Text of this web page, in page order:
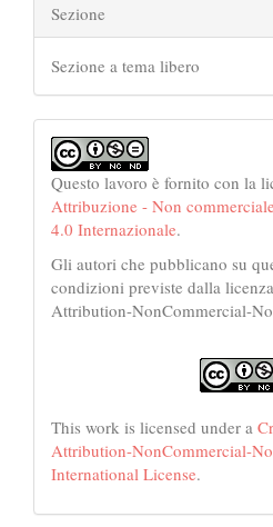
Sezione
Sezione a tema libero
Questo lavoro è fornito con la
Attribuzione - Non
4.0 Internazionale.
Gli autori che pubblicano su
condizioni previste dalla
Attribution-NonCommercial-
This work is licensed under a
Attribution-NonCommercial-
International License.